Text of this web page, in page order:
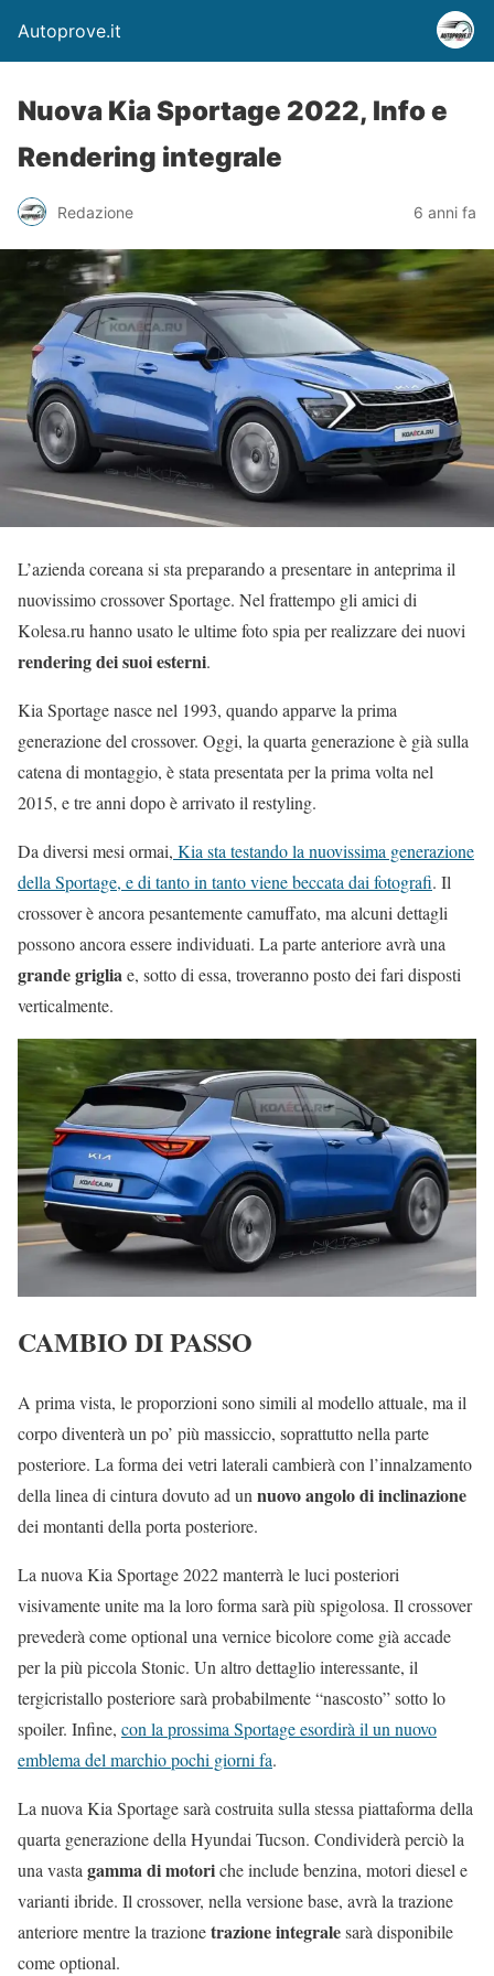
Autoprove.it
Nuova Kia Sportage 2022, Info e
Rendering integrale
Redazione 6 anni fa
L’azienda coreana si sta preparando a presentare in anteprima il
nuovissimo crossover Sportage. Nel frattempo gli amici di
Kolesa.ru hanno usato le ultime foto spia per realizzare dei nuovi
rendering dei suoi esterni.
Kia Sportage nasce nel 1993, quando apparve la prima
generazione del crossover. Oggi, la quarta generazione è già sulla
catena di montaggio, è stata presentata per la prima volta nel
2015, e tre anni dopo è arrivato il restyling.
Da diversi mesi ormai, Kia sta testando la nuovissima generazione
della Sportage, e di tanto in tanto viene beccata dai fotografi. Il
crossover è ancora pesantemente camuffato, ma alcuni dettagli
possono ancora essere individuati. La parte anteriore avrà una
grande grigliae, sotto di essa, troveranno posto dei fari disposti
verticalmente.
CAMBIO DI PASSO
A prima vista, le proporzioni sono simili al modello attuale, ma il
corpo diventerà un po’ più massiccio, soprattutto nella parte
posteriore. La forma dei vetri laterali cambierà con l’innalzamento
della linea di cintura dovuto ad un nuovo angolo di inclinazione
dei montanti della porta posteriore.
La nuova Kia Sportage 2022 manterrà le luci posteriori
visivamente unite ma la loro forma sarà più spigolosa. Il crossover
prevederà come optional una vernice bicolore come già accade
per la più piccola Stonic. Un altro dettaglio interessante, il
tergicristallo posteriore sarà probabilmente “nascosto” sotto lo
spoiler. Infine, con la prossima Sportage esordirà il un nuovo
emblema del marchio pochi giorni fa.
La nuova Kia Sportage sarà costruita sulla stessa piattaforma della
quarta generazione della Hyundai Tucson. Condividerà perciò la
una vasta gamma di motoriche include benzina, motori diesel e
varianti ibride. Il crossover, nella versione base, avrà la trazione
anteriore mentre la trazionetrazione integralesarà disponibile
come optional.